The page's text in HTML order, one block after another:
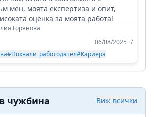
мен, моята експертиза и опит,
оценка за моята работа!
Горянова
06/08/2025 г/
#Похвали_работодател#Кариера
чужбина Виж всички